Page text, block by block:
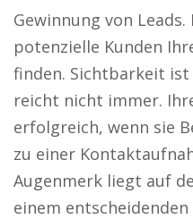
Gewinnung von
potenzielle Kunden
finden. Sichtbarkeit
reicht nicht immer.
erfolgreich, wenn sie
zu einer
Augenmerk liegt auf
einem entscheidenden